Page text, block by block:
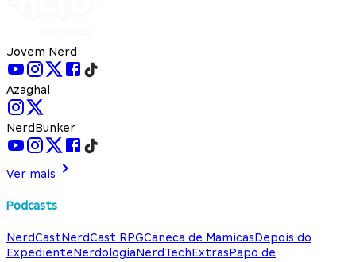
Jovem Nerd
Azaghal
NerdBunker
Ver mais
Podcasts
NerdCastNerdCast RPGCaneca de MamicasDepois do
ExpedienteNerdologiaNerdTechExtrasPapo de